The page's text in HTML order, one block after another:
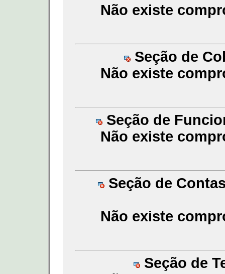
Não existe
Seção de
Não existe
Seção de
Não existe
Seção de
Não existe
Seção de